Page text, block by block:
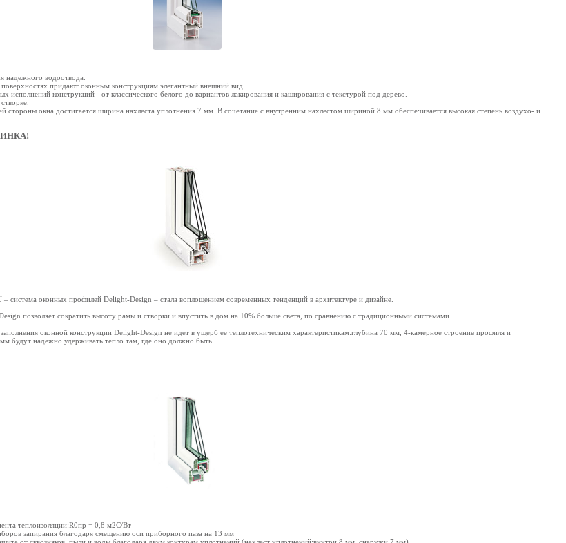
надежного водоотвода.
придают оконным конструкциям элегантный внешний вид.
исполнений конструкций - от классического белого до вариантов лакирования и каширования с текстурой под дерево.
стороны окна достигается ширина нахлеста уплотнения 7 мм. В сочетание с внутренним нахлестом шириной 8 мм обеспечивается высокая степень воздухо- и
система оконных профилей Delight-Design – стала воплощением современных тенденций в архитектуре и дизайне.
позволяет сократить высоту рамы и створки и впустить в дом на 10% больше света, по сравнению с традиционными системами.
оконной конструкции Delight-Design не идет в ущерб ее теплотехническим характеристикам:глубина 70 мм, 4-камерное строение профиля и
будут надежно удерживать тепло там, где оно должно быть.
теплоизоляции:R0пр = 0,8 м2С/Вт
запирания благодаря смещению оси приборного паза на 13 мм